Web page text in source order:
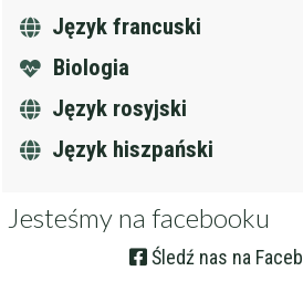
Język francuski
Biologia
Język rosyjski
Język hiszpański
Jesteśmy na facebooku
Śledź nas na